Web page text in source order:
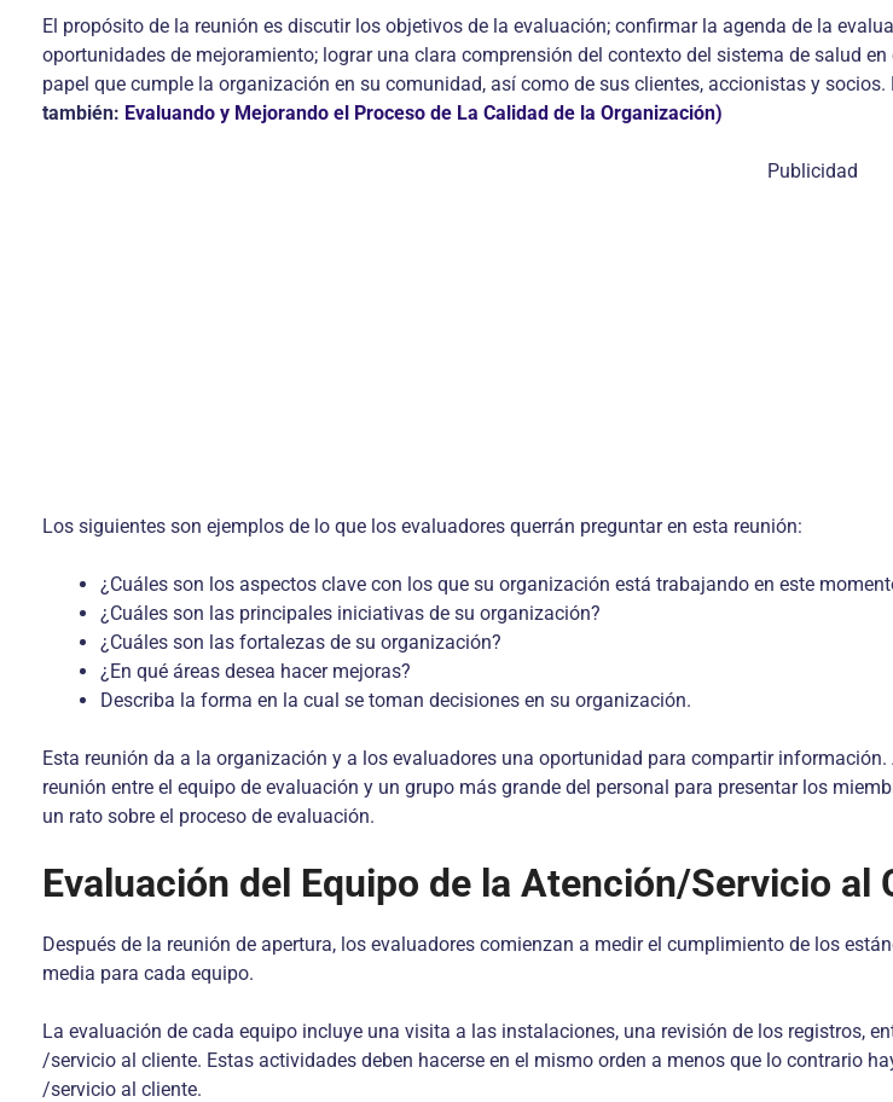
El propósito de la reunión es discutir los objetivos de la evaluación; confirmar la agenda de la
oportunidades de mejoramiento; lograr una clara comprensión del contexto del sistema de salud
papel que cumple la organización en su comunidad, así como de sus clientes, accionistas y
también: Evaluando y Mejorando el Proceso de La Calidad de la Organización)
Publicidad
Los siguientes son ejemplos de lo que los evaluadores querrán preguntar en esta reunión:
¿Cuáles son los aspectos clave con los que su organización está trabajando en este
¿Cuáles son las principales iniciativas de su organización?
¿Cuáles son las fortalezas de su organización?
¿En qué áreas desea hacer mejoras?
Describa la forma en la cual se toman decisiones en su organización.
Esta reunión da a la organización y a los evaluadores una oportunidad para compartir
reunión entre el equipo de evaluación y un grupo más grande del personal para presentar los
un rato sobre el proceso de evaluación.
Evaluación del Equipo de la Atención/Servicio al
Después de la reunión de apertura, los evaluadores comienzan a medir el cumplimiento de los
media para cada equipo.
La evaluación de cada equipo incluye una visita a las instalaciones, una revisión de los registros,
/servicio al cliente. Estas actividades deben hacerse en el mismo orden a menos que lo contrario
/servicio al cliente.